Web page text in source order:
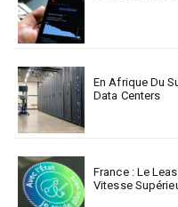
En Afrique Du
Data Centers
France : Le
Vitesse